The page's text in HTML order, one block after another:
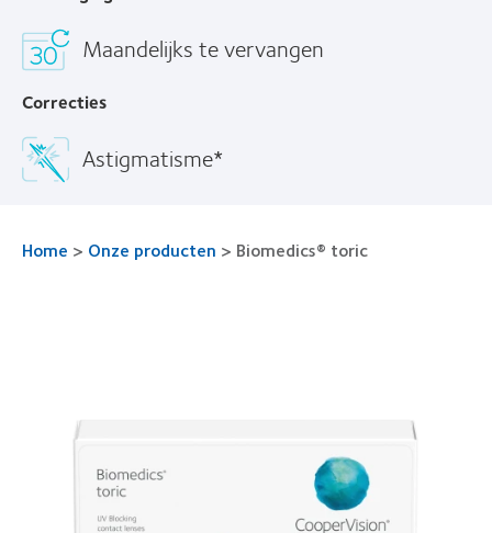
Maandelijks te vervangen
Correcties
Astigmatisme*
Home > Onze producten > Biomedics® toric